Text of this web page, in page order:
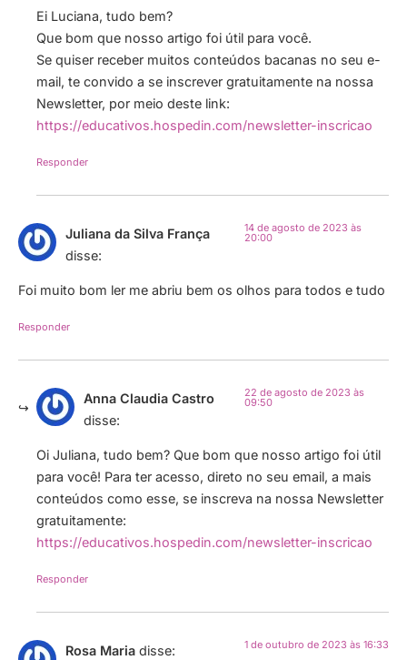
Ei Luciana, tudo bem?
Que bom que nosso artigo foi útil para você.
Se quiser receber muitos conteúdos bacanas no seu e-
mail, te convido a se inscrever gratuitamente na nossa
Newsletter, por meio deste link:
https://educativos.hospedin.com/newsletter-inscricao
Responder
Juliana da Silva França
disse:
14 de agosto de 2023 às
20:00
Foi muito bom ler me abriu bem os olhos para todos e tudo
Responder
Anna Claudia Castro
disse:
22 de agosto de 2023 às
09:50
Oi Juliana, tudo bem? Que bom que nosso artigo foi útil
para você! Para ter acesso, direto no seu email, a mais
conteúdos como esse, se inscreva na nossa Newsletter
gratuitamente:
https://educativos.hospedin.com/newsletter-inscricao
Responder
Rosa Maria disse: 1 de outubro de 2023 às 16:33